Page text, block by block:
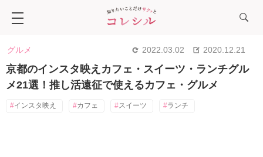
グルメ 2022.03.02 2020.12.21
京都のインスタ映えカフェ・スイーツ・ランチグル
メ21選！推し活遠征で使えるカフェ・グルメ
インスタ映え カフェ スイーツ ランチ